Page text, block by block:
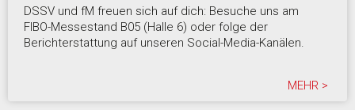
DSSV und fM freuen sich auf dich: Besuche uns am
FIBO-Messestand B05 (Halle 6) oder folge der
Berichterstattung auf unseren Social-Media-Kanälen.
MEHR >